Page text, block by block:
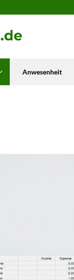
Anwesenheit